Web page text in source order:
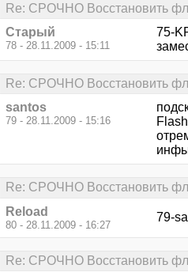
Re: СРОЧНО Восстановить
Старый
78 - 28.11.2009 - 15:11
75-
Re: СРОЧНО Восстановить
santos
79 - 28.11.2009 - 15:16
инфы
Re: СРОЧНО Восстановить
Reload
80 - 28.11.2009 - 16:27
79-
Re: СРОЧНО Восстановить